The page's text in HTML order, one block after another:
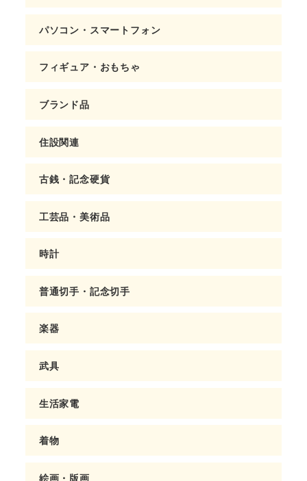
パソコン・スマートフォン
フィギュア・おもちゃ
ブランド品
住設関連
古銭・記念硬貨
工芸品・美術品
時計
普通切手・記念切手
楽器
武具
生活家電
着物
絵画・版画